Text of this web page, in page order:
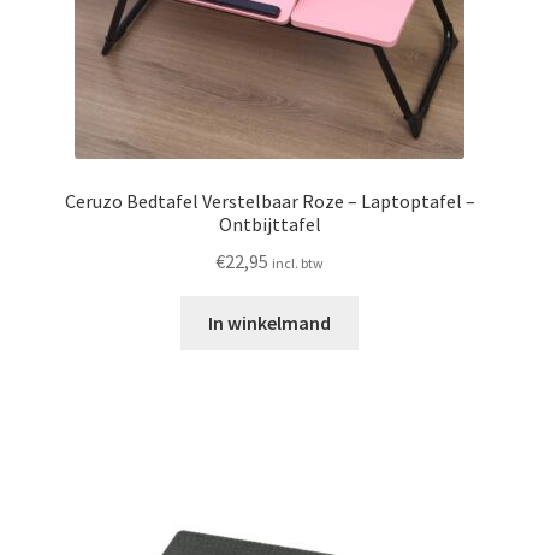
Ceruzo Bedtafel Verstelbaar Roze – Laptoptafel –
Ontbijttafel
€22,95 incl. btw
In winkelmand